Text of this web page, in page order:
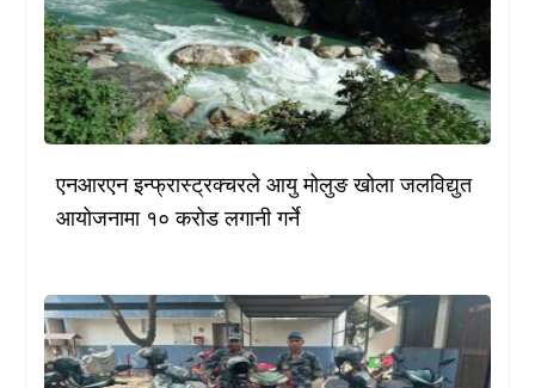
एनआरएन इन्फ्रास्ट्रक्चरले आयु मोलुङ खोला जलविद्युत
आयोजनामा १० करोड लगानी गर्ने